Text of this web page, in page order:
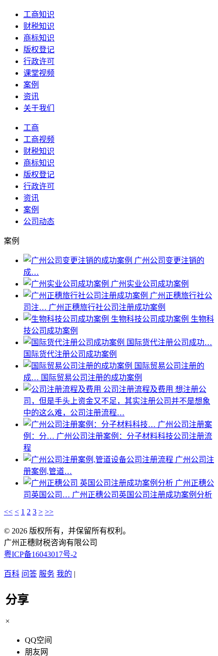
工商知识
财税知识
商标知识
版权登记
行政许可
课堂视频
案例
资讯
关于我们
工商
工商视频
财税知识
商标知识
版权登记
行政许可
资讯
案例
公司动态
案例
广州公司变更注销的
成…
广州实业公司成功案例
广州正穗旅行社公
司注… 广州正穗旅行社公司注册成功案例
生物科技公司成功案例 生物科
技公司成功案例
国际货代注册公司成功…
国际货代注册公司成功案例
国际贸易公司注册的
成… 国际贸易公司注册的成功案例
公司注册流程及费用 想注册公
司，但是手头上资金又不足，其实注册公司并不是想象
中的这么难，公司注册流程…
广州公司注册案
例：分… 广州公司注册案例：分子材料科技公司注册流
程
广州公司注
册案例,管道…
广州正穗公
司英国公司… 广州正穗公司英国公司注册成功案例分析
<< < 1 2 3 > >>
© 2026 版权所有，并保留所有权利。
广州正穗财税咨询有限公司
粤ICP备16043017号-2
百科 问答 服务 我的 |
分享
×
QQ空间
朋友网